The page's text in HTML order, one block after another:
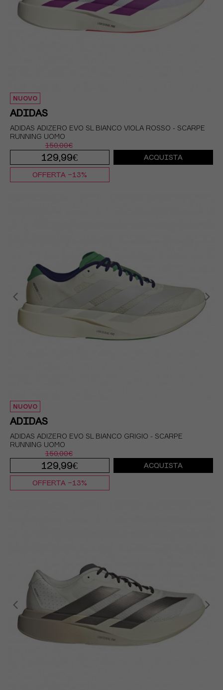
NUOVO
ADIDAS
ADIDAS ADIZERO EVO SL BIANCO VIOLA ROSSO - SCARPE
RUNNING UOMO
150,00€
129,99€
EUR 45 1/3 / UK 10,5
ACQUISTA
OFFERTA -13%
NUOVO
ADIDAS
ADIDAS ADIZERO EVO SL BIANCO GRIGIO - SCARPE
RUNNING UOMO
150,00€
129,99€
EUR 45 1/3 / UK 10,5
ACQUISTA
OFFERTA -13%